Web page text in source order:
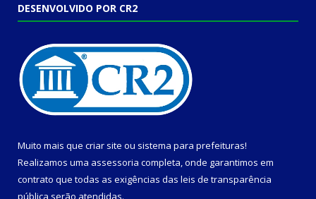
DESENVOLVIDO POR CR2
Muito mais que criar site ou sistema para prefeituras!
Realizamos uma assessoria completa, onde garantimos em
contrato que todas as exigências das leis de transparência
pública serão atendidas.